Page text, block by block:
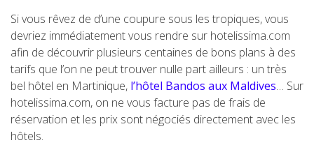
Si vous rêvez de d’une coupure sous les tropiques, vous
devriez immédiatement vous rendre sur hotelissima.com
afin de découvrir plusieurs centaines de bons plans à des
tarifs que l’on ne peut trouver nulle part ailleurs : un très
bel hôtel en Martinique, l’hôtel Bandos aux Maldives… Sur
hotelissima.com, on ne vous facture pas de frais de
réservation et les prix sont négociés directement avec les
hôtels.